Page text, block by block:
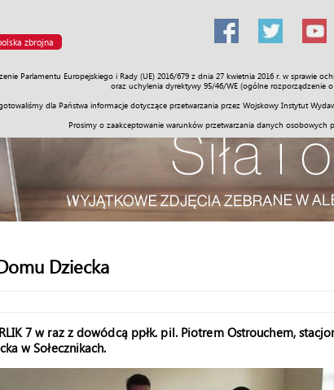
zbrojna
Parlamentu Europejskiego i Rady (UE) 2016/679 z dnia 27 kwietnia 2016 r. w
oraz uchylenia dyrektywy 95/46/WE (ogólne rozporządzenie
dla Państwa informacje dotyczące przetwarzania przez Wojskowy Instytut
Prosimy o zaakceptowanie warunków przetwarzania danych osobowych
Polityka Prawo Świat Społeczność Sport Historia
Dziecka
7 w raz z dowódcą ppłk. pil. Piotrem Ostrouchem,
w Sołecznikach.